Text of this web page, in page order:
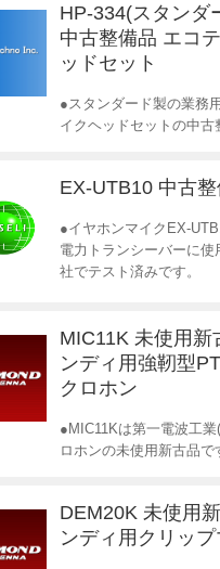
HP-334(スタンダ
中古整備品 エコ
ッドセット
●スタンダード製の業務
イクヘッドセットの中古
EX-UTB10 中古
●イヤホンマイクEX-
電力トランシーバーに
社でテスト済みです。
MIC11K 未使用
ンディ用強靭型
クロホン
●MIC11Kは第一電波工
ロホンの未使用新古品で
DEM20K 未使用
ンディ用クリッ